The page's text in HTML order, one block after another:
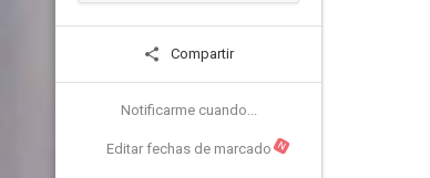
Compartir
Notificarme cuando...
Editar fechas de marcado N